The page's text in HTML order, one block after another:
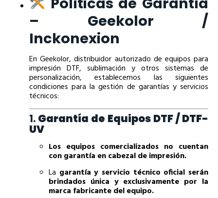
– Geekolor /
Inckonexion
En Geekolor, distribuidor autorizado de equipos para
impresión DTF, sublimación y otros sistemas de
personalización, establecemos las siguientes
condiciones para la gestión de garantías y servicios
técnicos:
1. Garantía de Equipos DTF / DTF-
UV
Los equipos comercializados no cuentan
con garantía en cabezal de impresión.
La garantía y servicio técnico oficial serán
brindados única y exclusivamente por la
marca fabricante del equipo.